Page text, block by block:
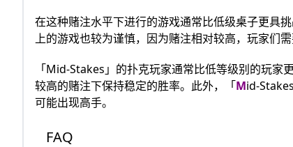
在这种赌注水平下进行的游戏通常比低级桌子更具
上的游戏也较为谨慎，因为赌注相对较高，玩家们需
「Mid-Stakes」的扑克玩家通常比低等级别的玩
较高的赌注下保持稳定的胜率。此外，「Mid-
可能出现高手。
FAQ